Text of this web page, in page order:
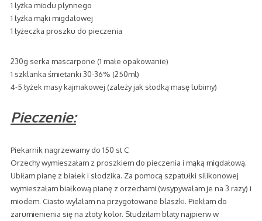
1 łyżka miodu płynnego
1 łyżka mąki migdałowej
1 łyżeczka proszku do pieczenia
230g serka mascarpone (1 małe opakowanie)
1 szklanka śmietanki 30-36% (250ml)
4-5 łyżek masy kajmakowej (zależy jak słodką masę lubimy)
Pieczenie:
Piekarnik nagrzewamy do 150 st C
Orzechy wymieszałam z proszkiem do pieczenia i mąką migdałową.
Ubiłam pianę z białek i słodzika. Za pomocą szpatułki silikonowej
wymieszałam białkową pianę z orzechami (wsypywałam je na 3 razy) i
miodem. Ciasto wylałam na przygotowane blaszki. Piekłam do
zarumienienia się na złoty kolor. Studziłam blaty najpierw w